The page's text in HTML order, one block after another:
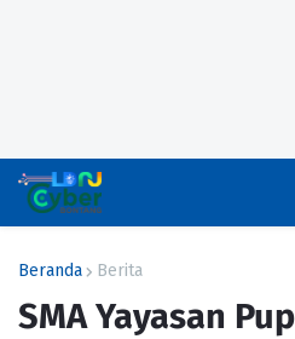
Beranda Berita
SMA Yayasan